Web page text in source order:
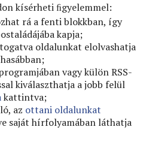
kísérheti ﬁgyelemmel:
rá a fenti blokkban, így
kapja;
oldalunkat elolvashatja
vagy külön RSS-
kiválaszthatja a jobb felül
kattintva;
az ottani oldalunkat
saját hírfolyamában láthatja